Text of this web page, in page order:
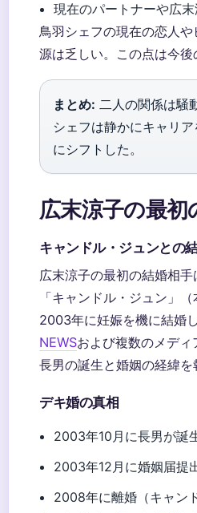
現在のパートナーや広
鳥羽シェフの現在の恋人
源は乏しい。この点は今後
まとめ: 二人の関係は騒
シェフは静かにキャリ
にシフトした。
広末涼子の最
キャンドル・ジュンとの
広末涼子の最初の結婚相
「キャンドル・ジュン」（
2003年に妊娠を機に結婚
NEWSおよび複数のメディ
長男の誕生と婚姻の経緯を
デキ婚の真相
2003年10月に長男が誕
2003年12月に婚姻届提
2008年に離婚（キャン